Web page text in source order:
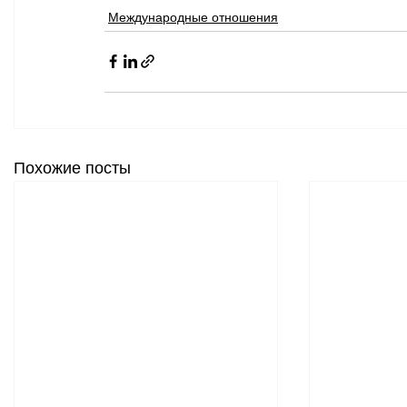
Международные отношения
Похожие посты